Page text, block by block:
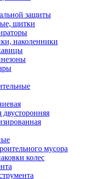
защиты
щитки
наколенники
двусторонняя
мусора
колес